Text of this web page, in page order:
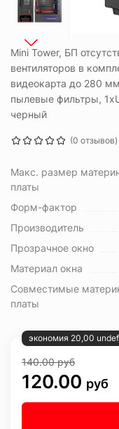
Mini Tower, БП
вентиляторов в
видеокарта до 280
пылевые фильтры,
черный
(0 отзывов)
Макс. размер
платы
Форм-фактор
Производитель
Прозрачное окно
Материал окна
Совместимые
платы
экономия 20,00
140.00руб
120.00 руб